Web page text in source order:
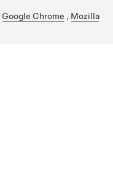
Google Chrome , Mozilla